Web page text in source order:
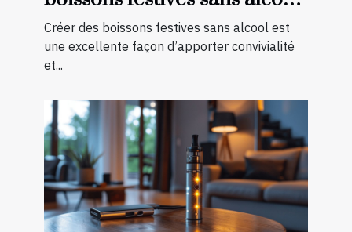
pour toutes les saisons
Créer des boissons festives sans alcool est
une excellente façon d’apporter convivialité
et...